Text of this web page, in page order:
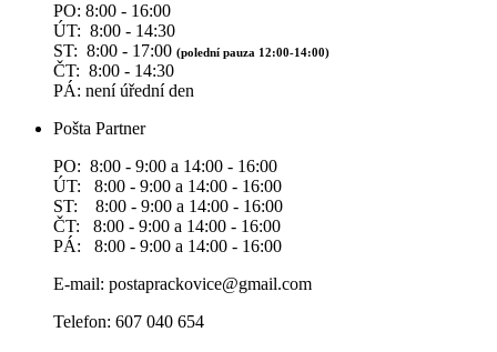
PO: 8:00 - 16:00
ÚT: 8:00 - 14:30
ST: 8:00 - 17:00 (polední pauza 12:00-14:00)
ČT: 8:00 - 14:30
PÁ: není úřední den
Pošta Partner
PO: 8:00 - 9:00 a 14:00 - 16:00
ÚT: 8:00 - 9:00 a 14:00 - 16:00
ST: 8:00 - 9:00 a 14:00 - 16:00
ČT: 8:00 - 9:00 a 14:00 - 16:00
PÁ: 8:00 - 9:00 a 14:00 - 16:00
E-mail: postaprackovice@gmail.com
Telefon: 607 040 654